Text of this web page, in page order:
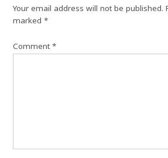
Your email address will not be published.
marked*
Comment*